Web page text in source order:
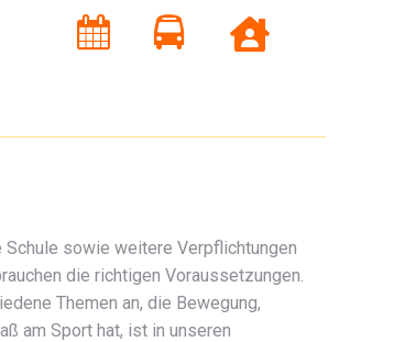
sowie weitere Verpflichtungen
die richtigen Voraussetzungen.
Themen an, die Bewegung,
am Sport hat, ist in unseren